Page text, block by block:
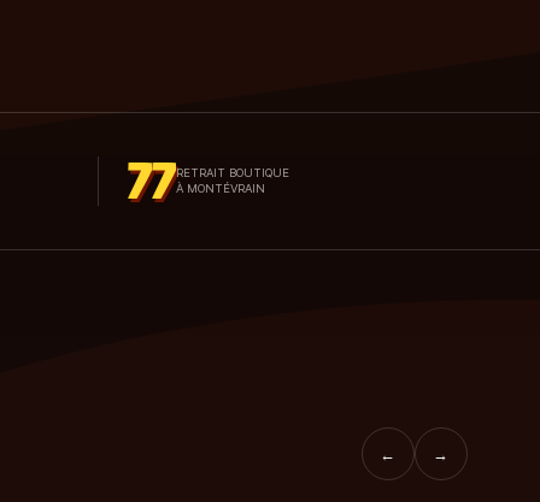
77RETRAIT BOUTIQUE
À MONTÉVRAIN
← →